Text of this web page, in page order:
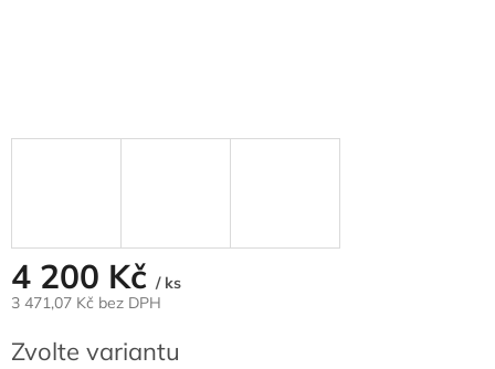
4 200 Kč / ks
3 471,07 Kč bez DPH
cena:
Zvolte variantu